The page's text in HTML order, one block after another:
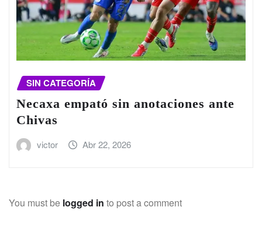
SIN CATEGORÍA
Necaxa empató sin anotaciones ante
Chivas
victor Abr 22, 2026
You must be logged in to post a comment